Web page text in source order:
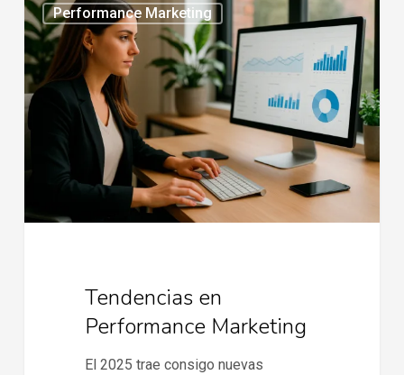
Performance Marketing
en
Performance
Marketing
Tendencias en
Performance Marketing
El 2025 trae consigo nuevas